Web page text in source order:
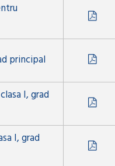
principal
I, grad
I, grad